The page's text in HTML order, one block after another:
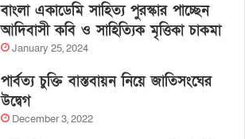
বাংলা একাডেমি সাহিত্য পুরস্কার পাচ্ছেন
আদিবাসী কবি ও সাহিত্যিক মৃত্তিকা চাকমা
January 25, 2024
পার্বত্য চুক্তি বাস্তবায়ন নিয়ে জাতিসংঘের
উদ্বেগ
December 3, 2022